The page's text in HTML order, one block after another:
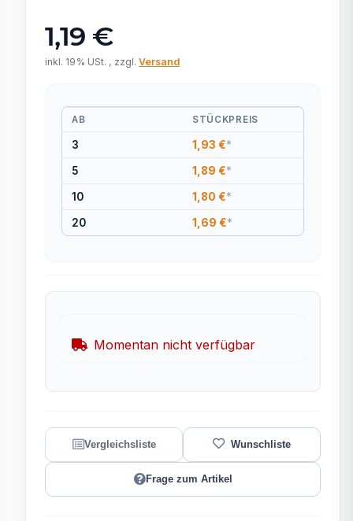
1,19 €
inkl. 19% USt. , zzgl. Versand
AB STÜCKPREIS
3 1,93 €*
5 1,89 €*
10 1,80 €*
20 1,69 €*
Momentan nicht verfügbar
Frage zum Artikel